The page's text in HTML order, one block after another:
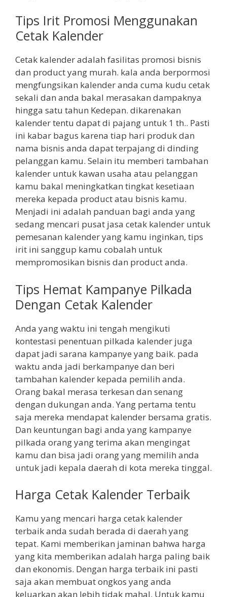
Tips Irit Promosi Menggunakan
Cetak Kalender
Cetak kalender adalah fasilitas promosi bisnis
dan product yang murah. kala anda berpormosi
mengfungsikan kalender anda cuma kudu cetak
sekali dan anda bakal merasakan dampaknya
hingga satu tahun Kedepan. dikarenakan
kalender tentu dapat di pajang untuk 1 th.. Pasti
ini kabar bagus karena tiap hari produk dan
nama bisnis anda dapat terpajang di dinding
pelanggan kamu. Selain itu memberi tambahan
kalender untuk kawan usaha atau pelanggan
kamu bakal meningkatkan tingkat kesetiaan
mereka kepada product atau bisnis kamu.
Menjadi ini adalah panduan bagi anda yang
sedang mencari pusat jasa cetak kalender untuk
pemesanan kalender yang kamu inginkan, tips
irit ini sanggup kamu cobalah untuk
mempromosikan bisnis dan product anda.
Tips Hemat Kampanye Pilkada
Dengan Cetak Kalender
Anda yang waktu ini tengah mengikuti
kontestasi penentuan pilkada kalender juga
dapat jadi sarana kampanye yang baik. pada
waktu anda jadi berkampanye dan beri
tambahan kalender kepada pemilih anda.
Orang bakal merasa terkesan dan senang
dengan dukungan anda. Yang pertama tentu
saja mereka mendapat kalender bersama gratis.
Dan keuntungan bagi anda yang kampanye
pilkada orang yang terima akan mengingat
kamu dan bisa jadi orang yang memilih anda
untuk jadi kepala daerah di kota mereka tinggal.
Harga Cetak Kalender Terbaik
Kamu yang mencari harga cetak kalender
terbaik anda sudah berada di daerah yang
tepat. Kami memberikan jaminan bahwa harga
yang kita memberikan adalah harga paling baik
dan ekonomis. Dengan harga terbaik ini pasti
saja akan membuat ongkos yang anda
keluarkan akan lebih tidak mahal. Untuk kamu